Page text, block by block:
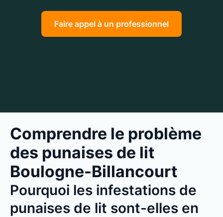
Faire appel à un professionnel
Comprendre le problème
des punaises de lit
Boulogne-Billancourt
Pourquoi les infestations de
punaises de lit sont-elles en